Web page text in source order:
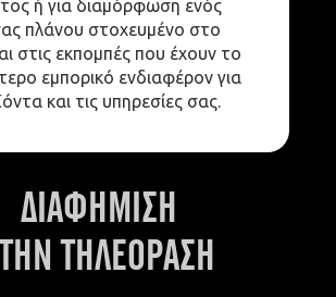
ή για διαμόρφωση ενός
πλάνου στοχευμένο στο
στις εκπομπές που έχουν το
εμπορικό ενδιαφέρον για
και τις υπηρεσίες σας.
ΔΙΑΦΗΜΙΣΗ
ΤΗΛΕΟΡΑΣΗ